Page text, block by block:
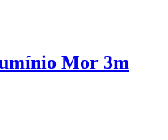
Mor 3m